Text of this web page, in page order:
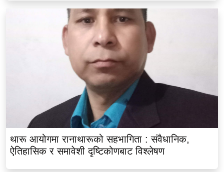
थारू आयोगमा रानाथारूको सहभागिता : संवैधानिक,
ऐतिहासिक र समावेशी दृष्टिकोणबाट विश्लेषण